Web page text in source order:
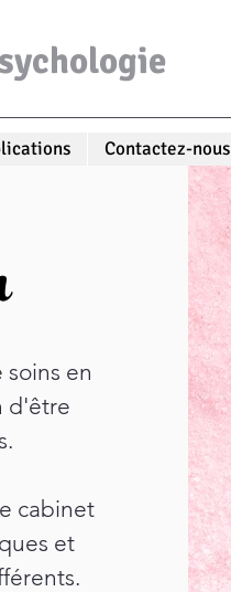
Contactez-nous
en
d'être
cabinet
et